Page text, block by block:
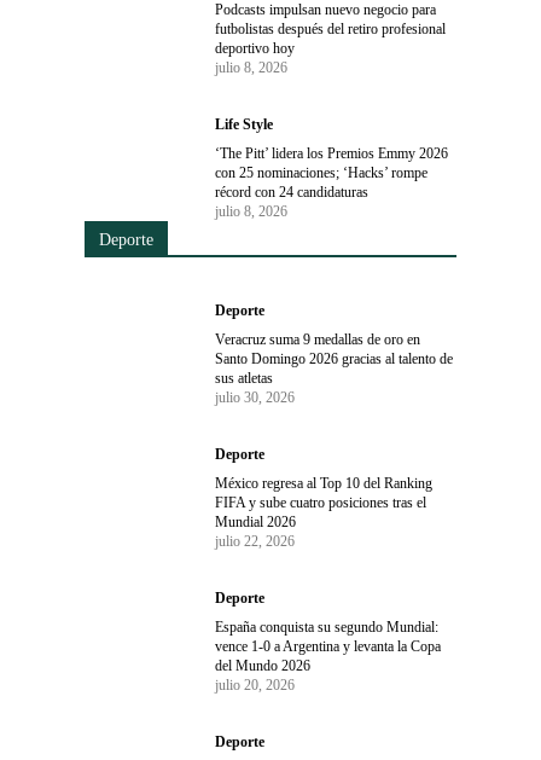
Podcasts impulsan nuevo negocio para
futbolistas después del retiro profesional
deportivo hoy
julio 8, 2026
Life Style
‘The Pitt’ lidera los Premios Emmy 2026
con 25 nominaciones; ‘Hacks’ rompe
récord con 24 candidaturas
julio 8, 2026
Deporte
Deporte
Veracruz suma 9 medallas de oro en
Santo Domingo 2026 gracias al talento de
sus atletas
julio 30, 2026
Deporte
México regresa al Top 10 del Ranking
FIFA y sube cuatro posiciones tras el
Mundial 2026
julio 22, 2026
Deporte
España conquista su segundo Mundial:
vence 1-0 a Argentina y levanta la Copa
del Mundo 2026
julio 20, 2026
Deporte